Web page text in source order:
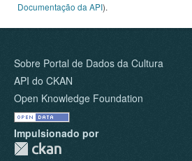
Documentação da API).
Sobre Portal de Dados da Cultura
API do CKAN
Open Knowledge Foundation
Impulsionado por